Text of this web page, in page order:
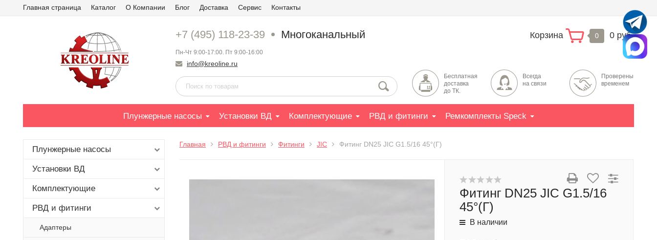
Главная страница Каталог О Компании Блог Доставка Сервис Контакты
+7 (495) 118-23-39 Многоканальный
Пн-Чт 9:00-17:00. Пт 9:00-16:00
info@kreoline.ru
Корзина 0 0 руб.
Бесплатная
доставка
до ТК.
Всегда
на связи
Проверены
временем
Плунжерные насосы Установки ВД Комплектующие РВД и фитинги Ремкомплекты Speck
Плунжерные насосы
Установки ВД
Комплектующие
РВД и фитинги
Адаптеры
Главная РВД и фитинги Фитинги JIC Фитинг DN25 JIC G1.5/16 45°(Г)
Фитинг DN25 JIC G1.5/16
45°(Г)
В наличии